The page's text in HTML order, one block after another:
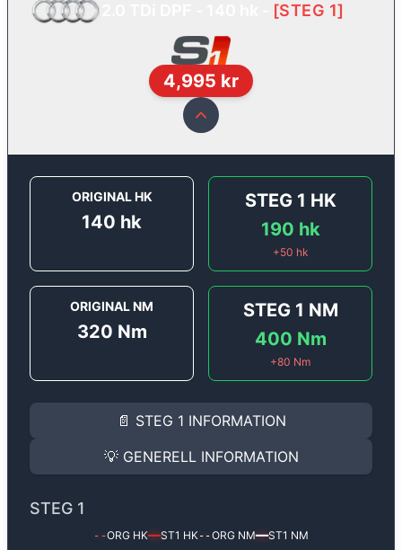
[STEG 1]
4,995 kr
ORIGINAL HK
140 hk
STEG 1 HK
190 hk
+50 hk
ORIGINAL NM
320 Nm
STEG 1 NM
400 Nm
+80 Nm
📄 STEG 1 INFORMATION
INFORMATION
Steg 1
Audi A4 2.0 TDi DPF -
Effekten ökar från140 hktill190 hkoch
(+50 hk & +80 Nm).
Ger mer effekt, högre vridmoment, lägre
Steg 1 mjukvara justerar vi ett antal
💡 GENERELL INFORMATION
✅ All mjukvara är skräddarsydd för din bil
✅ Felsökning inann samt efter optimering
STEG 1
--ORG HK━━ST1 HK--ORG NM━━ST1 NM